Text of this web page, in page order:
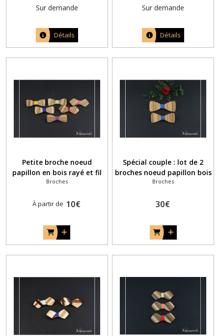
Sur demande
Détails
Sur demande
Détails
Petite broche noeud
papillon en bois rayé et fil
coloré à choisir
Broches
À partir de 10€
Spécial couple : lot de 2
broches noeud papillon bois
assorties pour homme et
Broches
30€